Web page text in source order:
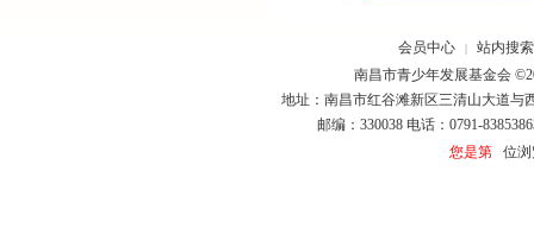
会员中心 |
站内搜索
南昌市青少年发展基金会
地址：南昌市红谷滩新区三清山大道与
邮编：330038 电话：0791-
您是第位